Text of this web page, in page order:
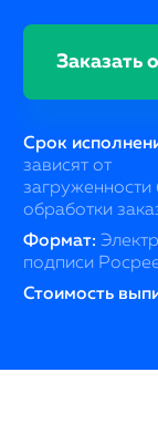
Заказать
Срок
зависят от
обработки
Формат:
подписи
Стоимость